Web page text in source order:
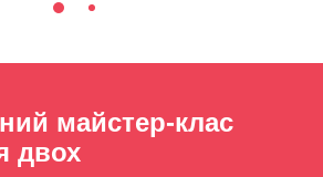
майстер-клас
двох